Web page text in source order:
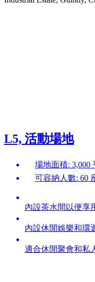
L5, 活動場地
場地面積: 3,000
可容納人數: 60
內設茶水間以便享
內設休閒娛樂和環
適合休閒聚會和私